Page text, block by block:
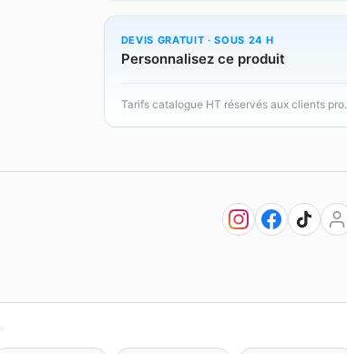
DEVIS GRATUIT · SOUS 24 H
Personnalisez ce produit
Tarifs catalogue HT réservés aux clients pro.